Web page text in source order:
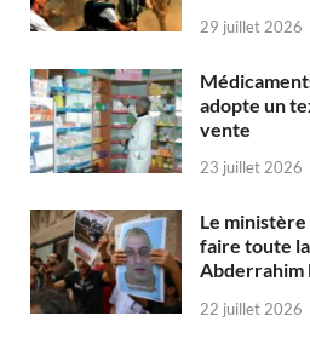
29 juillet 2026
adopte un
vente
23 juillet 2026
Le ministère
faire toute
Abderrahim
22 juillet 2026